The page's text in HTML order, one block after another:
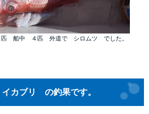
匹 船中 ４匹 外道で シロムツ でした。
カブリ の釣果です。